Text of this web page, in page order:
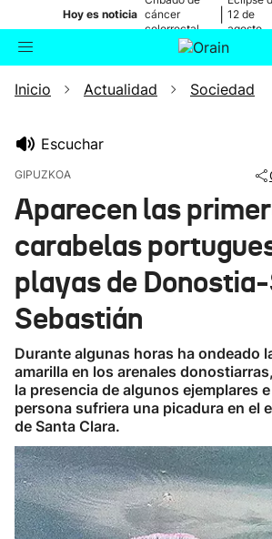
Hoy es noticia cáncer
colorrectal
12 de
agosto
Buscador Actualidad
Ikusmiran
Eguraldia
Inicio Actualidad Sociedad
Escuchar
GIPUZKOA
Aparecen las
carabelas
playas de
Sebastián
Durante algunas horas ha ondeado
amarilla en los arenales
la presencia de algunos ejemplares
persona sufriera una picadura en el
de Santa Clara.